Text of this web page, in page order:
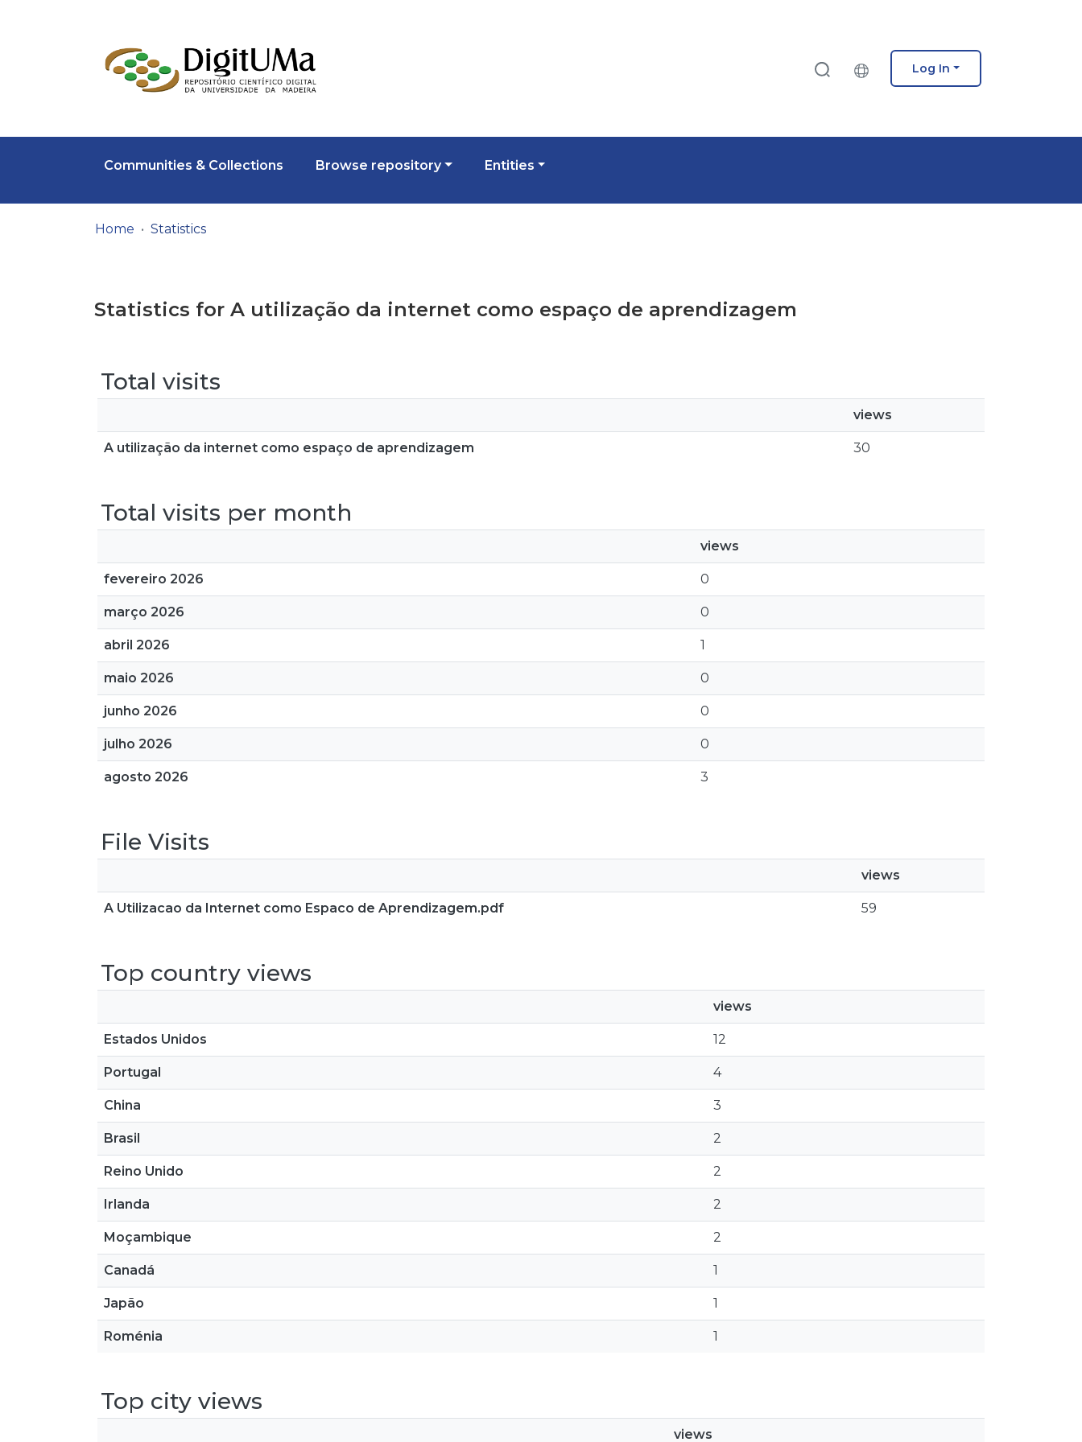
Log In
Communities & Collections Browse repository Entities
Home Statistics
Statistics for A utilização da internet como espaço de aprendizagem
Total visits
views
A utilização da internet como espaço de aprendizagem 30
Total visits per month
views
fevereiro 2026 0
março 2026 0
abril 2026 1
maio 2026 0
junho 2026 0
julho 2026 0
agosto 2026 3
File Visits
views
A Utilizacao da Internet como Espaco de Aprendizagem.pdf 59
Top country views
views
Estados Unidos 12
Portugal 4
China 3
Brasil 2
Reino Unido 2
Irlanda 2
Moçambique 2
Canadá 1
Japão 1
Roménia 1
Top city views
views